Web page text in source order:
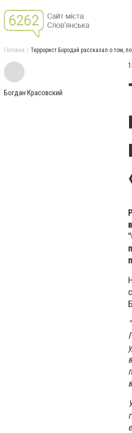
Головна Террорист Бородай рассказал о том,
Богдан Красовский